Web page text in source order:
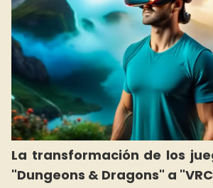
La transformación de los
"Dungeons & Dragons" a